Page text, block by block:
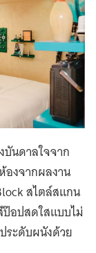
นดาลใจจาก
องจากผลงาน
สไตล์สแกน
อปสดใสแบบไม่
ระดับผนังด้วย